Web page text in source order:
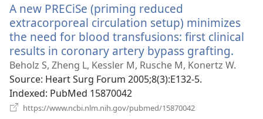
A new PRECiSe (priming reduced
extracorporeal circulation setup) minimizes
the need for blood transfusions: first clinical
results in coronary artery bypass grafting.
у
Beholz S, Zheng L, Kessler M, Rusche M, Konertz W.
Source‎: Heart Surg Forum 2005;8(3):E132-5.
Indexed‎: PubMed 15870042
https://www.ncbi.nlm.nih.gov/pubmed/15870042